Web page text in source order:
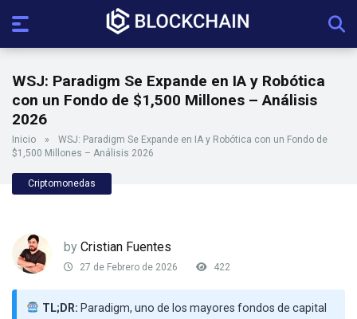
WSJ: Paradigm Se Expande en IA y Robótica
con un Fondo de $1,500 Millones – Análisis
2026
Inicio »
WSJ: Paradigm Se Expande en IA y Robótica con un Fondo de
$1,500 Millones – Análisis 2026
Criptomonedas
by Cristian Fuentes
27 de Febrero de 2026 422
TL;DR: Paradigm, uno de los mayores fondos de capital